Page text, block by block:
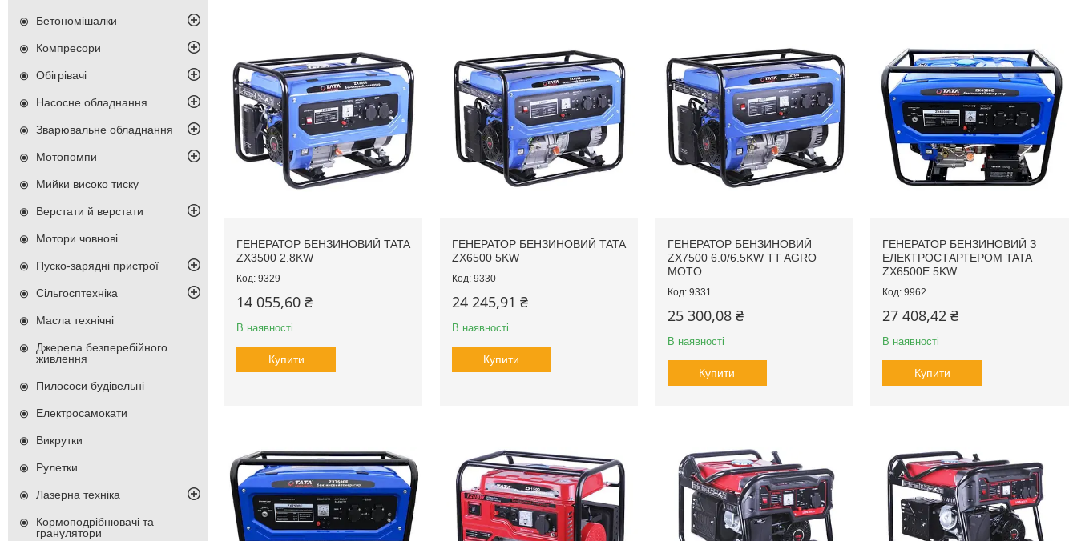
ГЕНЕРАТОР БЕНЗИНОВИЙ TATA
ZX3500 2.8KW
9329
14 055,60 ₴
В наявності
Купити
ГЕНЕРАТОР БЕНЗИНОВИЙ TATA
ZX6500 5KW
9330
24 245,91 ₴
В наявності
Купити
ГЕНЕРАТОР БЕНЗИНОВИЙ
ZX7500 6.0/6.5KW TT AGRO
MOTO
9331
25 300,08 ₴
В наявності
Купити
ГЕНЕРАТОР БЕНЗИНОВИЙ З
ЕЛЕКТРОСТАРТЕРОМ TATA
ZX6500E 5KW
9962
27 408,42 ₴
В наявності
Купити
Бетономішалки
Компресори
Обігрівачі
Насосне обладнання
Зварювальне обладнання
Мотопомпи
Мийки високо тиску
Верстати й верстати
Мотори човнові
Пуско-зарядні пристрої
Сільгосптехніка
Масла технічні
Джерела безперебійного
живлення
Пилососи будівельні
Електросамокати
Викрутки
Рулетки
Лазерна техніка
Кормоподрібнювачі та
гранулятори